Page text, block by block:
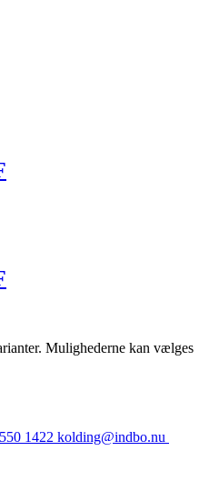
Mulighederne kan vælges
1422 kolding@indbo.nu